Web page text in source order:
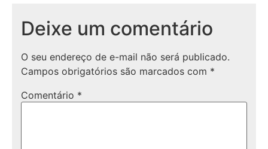
Deixe um comentário
O seu endereço de e-mail não será publicado.
Campos obrigatórios são marcados com *
Comentário *